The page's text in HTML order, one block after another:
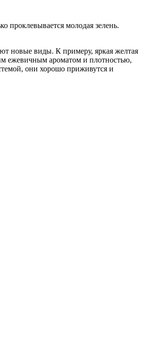
проклевывается молодая зелень.
новые виды. К примеру, яркая желтая
ежевичным ароматом и плотностью,
они хорошо приживутся и